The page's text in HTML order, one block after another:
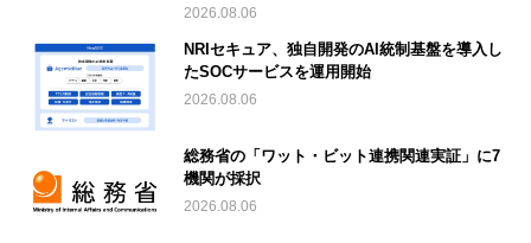
2026.08.06
NRIセキュア、独自開発のAI統制基盤を導入し
たSOCサービスを運用開始
2026.08.06
総務省の「ワット・ビット連携関連実証」に7
機関が採択
2026.08.06